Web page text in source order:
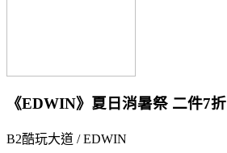
《EDWIN》夏日消暑祭 二件7折
B2酷玩大道 / EDWIN